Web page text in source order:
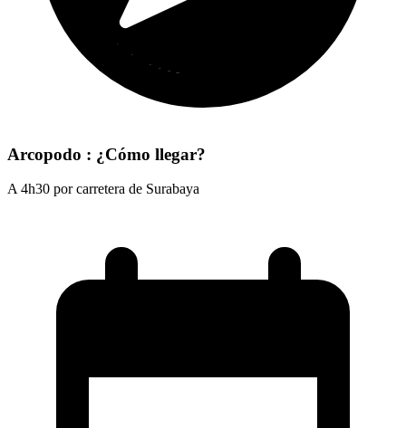
Arcopodo : ¿Cómo llegar?
A 4h30 por carretera de Surabaya